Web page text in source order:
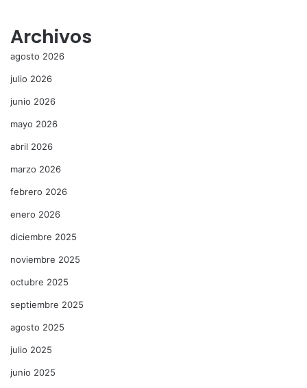
Archivos
agosto 2026
julio 2026
junio 2026
mayo 2026
abril 2026
marzo 2026
febrero 2026
enero 2026
diciembre 2025
noviembre 2025
octubre 2025
septiembre 2025
agosto 2025
julio 2025
junio 2025